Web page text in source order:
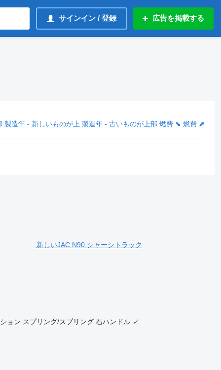
サインイン / 登録 広告を掲載する
製造年 - 新しいものが上 製造年 - 古いものが上部 燃費 ⬊ 燃費 ⬈
新しいJAC N90 シャーシトラック
ョン スプリング/スプリング 右ハンドル ✓